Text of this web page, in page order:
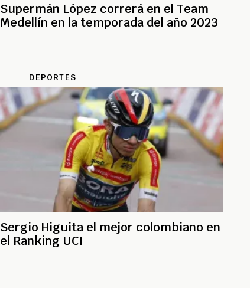
Supermán López correrá en el Team
Medellín en la temporada del año 2023
DEPORTES
Sergio Higuita el mejor colombiano en
el Ranking UCI